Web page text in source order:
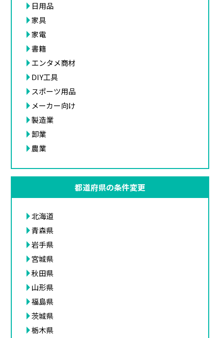
日用品
家具
家電
書籍
エンタメ商材
DIY工具
スポーツ用品
メーカー向け
製造業
卸業
農業
都道府県の条件変更
北海道
青森県
岩手県
宮城県
秋田県
山形県
福島県
茨城県
栃木県